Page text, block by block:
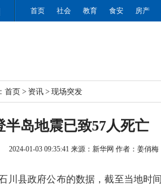
首页 社会 教育 食安 房产
首页 > 资讯 > 现场突发
半岛地震已致57人死亡
2024-01-03 09:35:41 来源： 新华网 作者：姜俏
县政府公布的数据，截至当地时